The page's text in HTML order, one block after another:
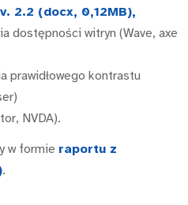
2.2 (docx, 0,12MB),
dostępności witryn (Wave, axe
prawidłowego kontrastu
NVDA).
w formie raportu z
.